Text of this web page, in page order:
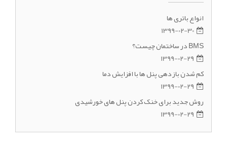
انواع باتری ها
1399-02-30
BMS در ساختمان چیست؟
1399-02-29
کم شدن بازدهی پنل ها با افزایش دما
1399-02-29
روش جدید برای خنک کردن پنل های خورشیدی
1399-02-29